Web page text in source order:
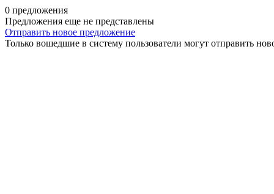
0 предложения
Предложения еще не представлены
Отправить новое предложение
Только вошедшие в систему пользователи могут отправить